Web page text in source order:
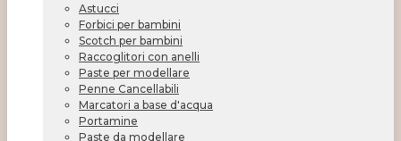
Astucci
Forbici per bambini
Scotch per bambini
Raccoglitori con anelli
Paste per modellare
Penne Cancellabili
Marcatori a base d'acqua
Portamine
Paste da modellare